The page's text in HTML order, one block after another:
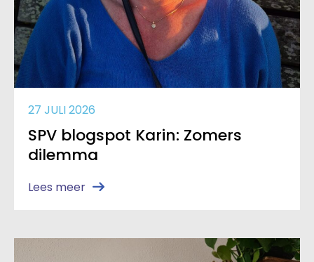
27 JULI 2026
SPV blogspot Karin: Zomers
dilemma
Lees meer